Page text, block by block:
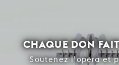
CHAQUE DON
Soutenez l’opéra et